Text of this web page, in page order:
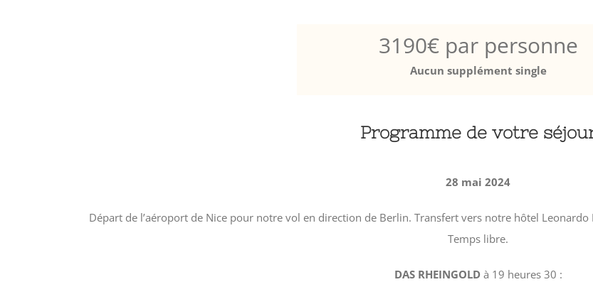
3190€ par personne
Aucun supplément single
Programme de votre
28 mai 2024
Départ de l’aéroport de Nice pour notre vol en direction de Berlin. Transfert vers notre hôtel
Temps libre.
DAS RHEINGOLDà 19 heures 30 :